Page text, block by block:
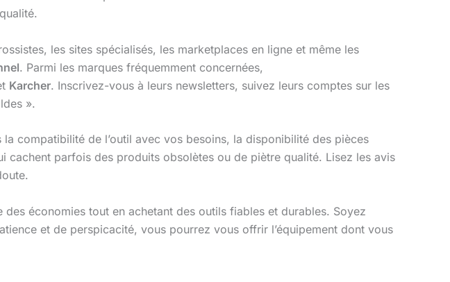
les sites spécialisés, les marketplaces en ligne et même les
. Parmi les marques fréquemment concernées,
Karcher. Inscrivez-vous à leurs newsletters, suivez leurs comptes sur les
».
compatibilité de l’outil avec vos besoins, la disponibilité des pièces
parfois des produits obsolètes ou de piètre qualité. Lisez les avis
économies tout en achetant des outils fiables et durables. Soyez
et de perspicacité, vous pourrez vous offrir l’équipement dont vous